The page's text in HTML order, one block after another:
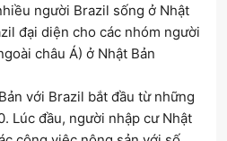
người Brazil sống ở Nhật
đại diện cho các nhóm người
châu Á) ở Nhật Bản
với Brazil bắt đầu từ những
Lúc đầu, người nhập cư Nhật